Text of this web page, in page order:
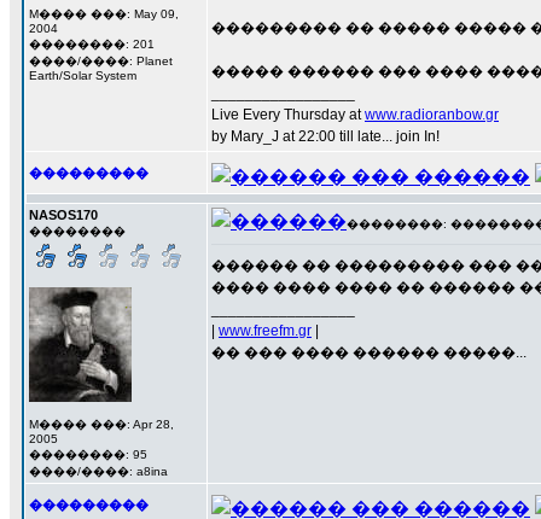
M���� ���: May 09,
2004
��������: 201
����/����: Planet
Earth/Solar System
��������� �� ����� �����
����� ������ ��� ����
Live Every Thursday atwww.radioranbow.gr
by Mary_J at 22:00 till late... join In!
���������
NASOS170
��������
M���� ���: Apr 28,
2005
��������: 95
����/����: a8ina
��������: ���������
������ �� ��������� ���
���� ���� ���� �� ������
www.freefm.gr
�� ��� ���� ������ �����...
���������